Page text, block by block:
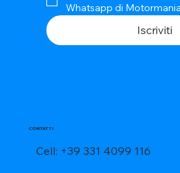
CONTATTI
Cell: +39 331 4099 116
Whatsapp di Motormania
Iscriviti